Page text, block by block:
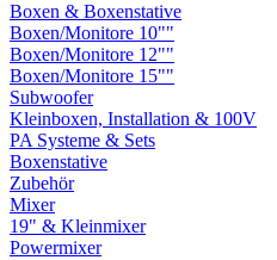
Boxen & Boxenstative
Boxen/Monitore 10""
Boxen/Monitore 12""
Boxen/Monitore 15""
Subwoofer
Kleinboxen, Installation & 100V
PA Systeme & Sets
Boxenstative
Zubehör
Mixer
19" & Kleinmixer
Powermixer